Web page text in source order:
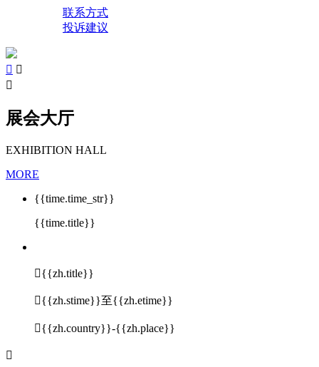
联系方式
投诉建议
 

展会大厅
EXHIBITION HALL
MORE
{{time.time_str}}
{{time.title}}
{{zh.title}}
{{zh.stime}}至{{zh.etime}}
{{zh.country}}-{{zh.place}}
